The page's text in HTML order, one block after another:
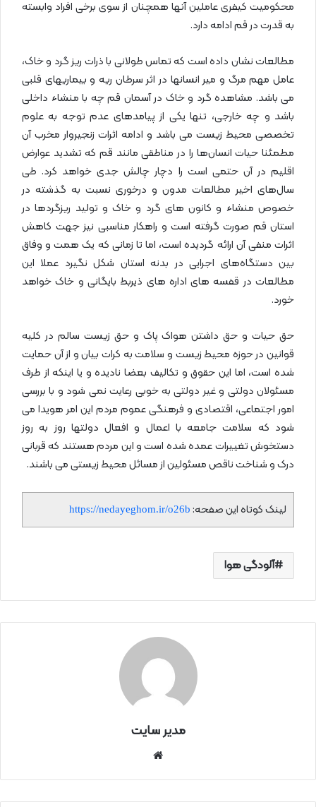
محکومیت کیفری عاملین آنها همچنان از سوی برخی افراد وابسته
به قدرت در قم ادامه دارد.
مطالعات نشان داده است که تماس طولانی با ذرات ریز گرد و خاک،
عامل مهم مرگ و میر انسانها در اثر سرطان ریه و بیماریهای قلبی
می باشد. مشاهده گرد و خاک در آسمان قم‌ چه با منشاء داخلی
باشد و چه خارجی، تنها یکی از پیامدهای عدم توجه به علوم
تخصصی محیط زیست می باشد و ادامه اثرات زنجیروار مخرب آن
مطمئنا حيات انسان‌ها را در مناطقی مانند قم که تشدید عوارض
اقلیم در آن حتمی است را دچار چالش جدی خواهد کرد. طی
سال‌های اخیر مطالعات مدون و درخوری نسبت به گذشته در
خصوص منشاء و کانون های گرد و خاک و تولید ریزگردها در
استان قم‌ صورت گرفته است و راهکار مناسبی نیز جهت کاهش
اثرات منفی آن ارائه گردیده است، اما تا زمانی که یک‌ همت و وفاق
بین دستگاه‌های اجرایی در بدنه استان شکل نگیرد عملا این
مطالعات در قفسه های اداره های ذیربط بایگانی و خاک خواهد
خورد.
حق حیات و حق داشتن هواک پاک و حق زیست سالم در کلیه
قوانین در حوزه محیط زیست و سلامت به کرات بیان و از آن حمایت
شده است، اما این حقوق و تکالیف بعضا نادیده و یا اینکه از طرف
مسئولان دولتی و غیر دولتی به خوبی رعایت نمی شود و با بررسی
امور اجتماعی، اقتصادی و فرهنگی عموم مردم این امر هویدا می
شود که سلامت جامعه با اعمال و افعال دولتها روز به روز
دستخوش تغییرات عمده شده است و این مردم هستند که قربانی
درک و شناخت ناقص مسئولین از مسائل محیط زیستی می باشند.
لینک کوتاه این صفحه: https://nedayeghom.ir/o26b
آلودگی هوا
مدیر سایت